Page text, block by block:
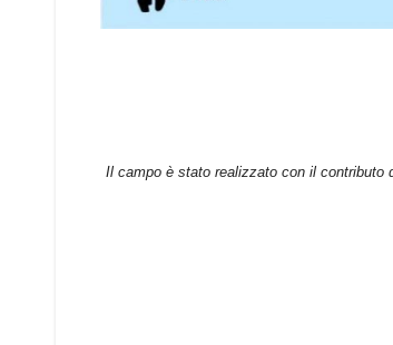
Il campo è stato realizzato con il contributo